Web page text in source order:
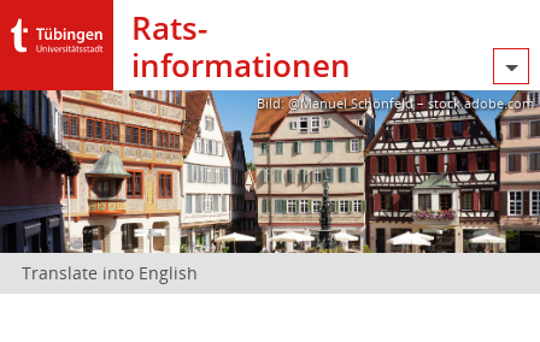
Rats­
informationen
Bild: @Manuel Schönfeld – stock.adobe.com
Translate into English